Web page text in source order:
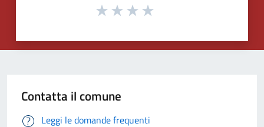
Contatta il comune
Leggi le domande frequenti